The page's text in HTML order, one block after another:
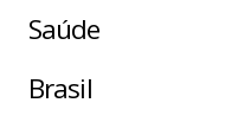
Saúde
Brasil